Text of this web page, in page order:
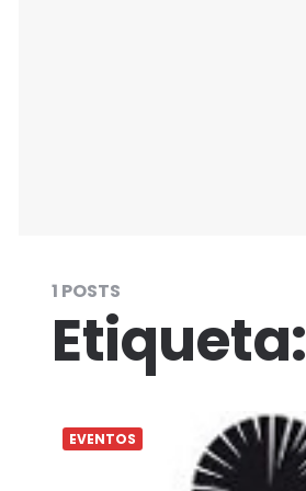
1 POSTS
Etiqueta:
EVENTOS